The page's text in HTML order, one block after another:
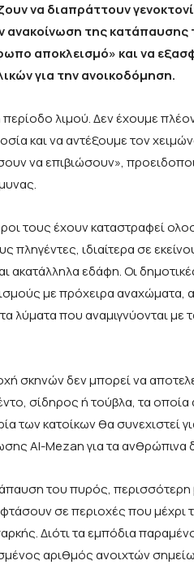
να διαπράττουν
ανακοίνωση της
αποκλεισμό» και να
για την ανοικοδόμηση.
λιμού. Δεν έχουμε
και να αντέξουμε τον
να επιβιώσουν»,
τους έχουν καταστραφεί
ιδιαίτερα σε
ακατάλληλα εδάφη. Οι
με πρόχειρα αναχώματα,
λύματα που αναμιγνύονται με
σκηνών δεν μπορεί να
σίδηρος ή τούβλα, τα
των κατοίκων θα συνεχιστεί
Al-Mezan για τα ανθρώπινα
του πυρός, περισσότερη
σε περιοχές που μέχρι
Διότι τα εμπόδια
αριθμός ανοιχτών